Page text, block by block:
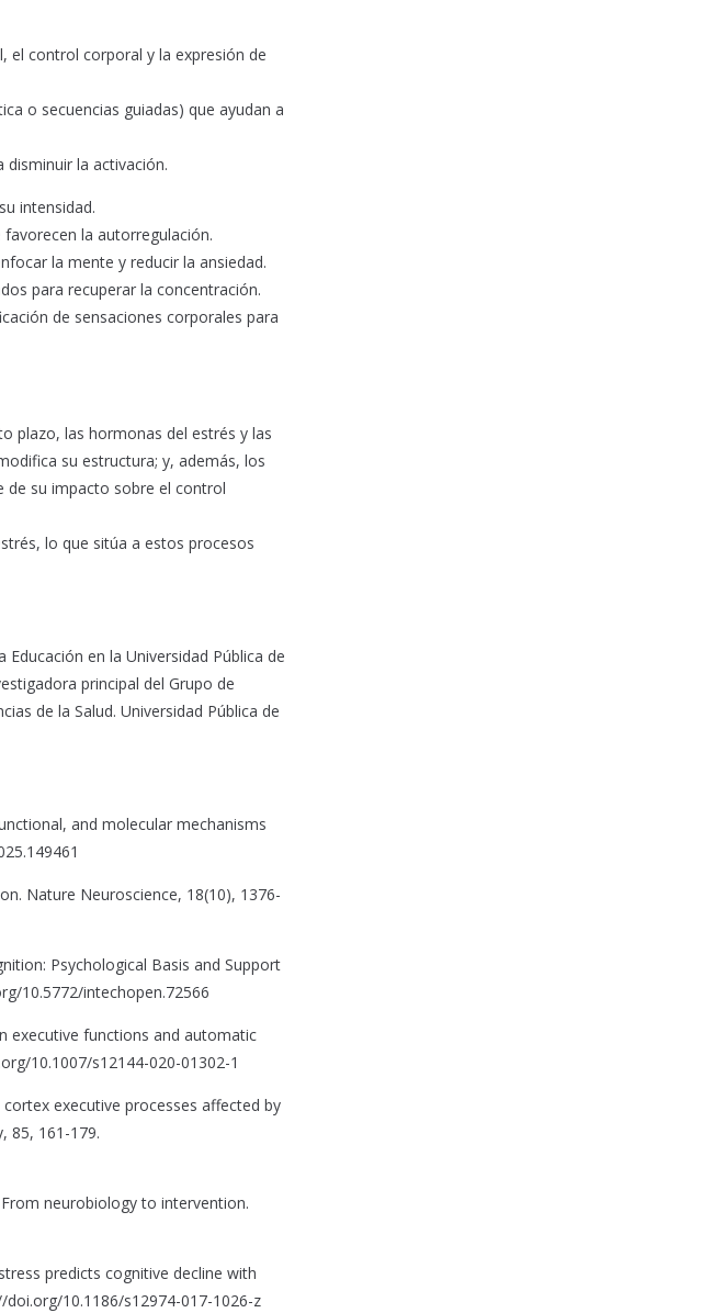
el control corporal y la expresión de
o secuencias guiadas) que ayudan a
la activación.
intensidad.
la autorregulación.
la mente y reducir la ansiedad.
para recuperar la concentración.
de sensaciones corporales para
plazo, las hormonas del estrés y las
su estructura; y, además, los
de su impacto sobre el control
lo que sitúa a estos procesos
en la Universidad Pública de
principal del Grupo de
de la Salud. Universidad Pública de
and molecular mechanisms
Nature Neuroscience, 18(10), 1376-
Psychological Basis and Support
10.5772/intechopen.72566
executive functions and automatic
10.1007/s12144-020-01302-1
cortex executive processes affected by
85, 161-179.
neurobiology to intervention.
predicts cognitive decline with
10.1186/s12974-017-1026-z